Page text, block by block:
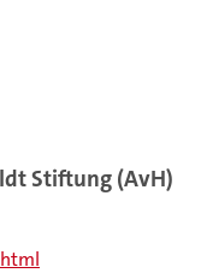
Stiftung (AvH)